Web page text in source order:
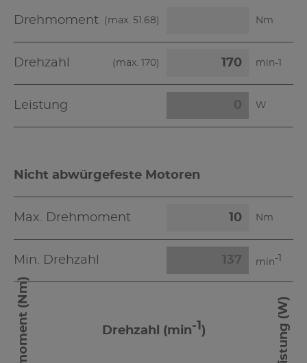
Drehmoment (max. 51.68) Nm
Drehzahl (max. 170) min-1
Leistung W
Nicht abwürgefeste Motoren
Max. Drehmoment Nm
Min. Drehzahl min-1
Drehmoment (Nm) Leistung (W)
Drehzahl (min-1 )